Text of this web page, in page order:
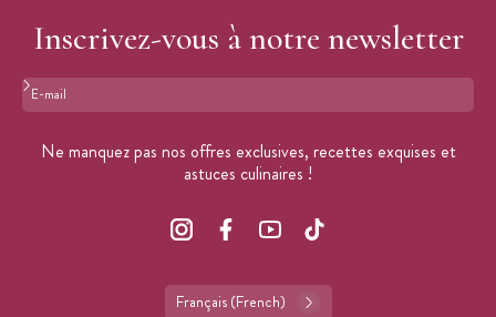
Inscrivez-vous à notre newsletter
Format : adresse@email.com
Ne manquez pas nos offres exclusives, recettes exquises et
astuces culinaires !
Français (French)